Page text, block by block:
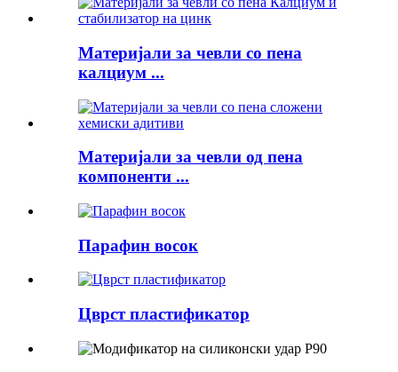
Материјали за чевли со пена
калциум ...
Материјали за чевли од пена
компоненти ...
Парафин восок
Цврст пластификатор